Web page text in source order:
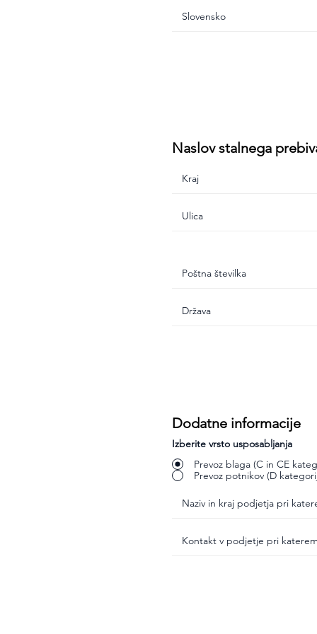
Naslov stalnega
Dodatne informacije
Izberite vrsto usposabljanja
Prevoz blaga (C in CE
Prevoz potnikov (D